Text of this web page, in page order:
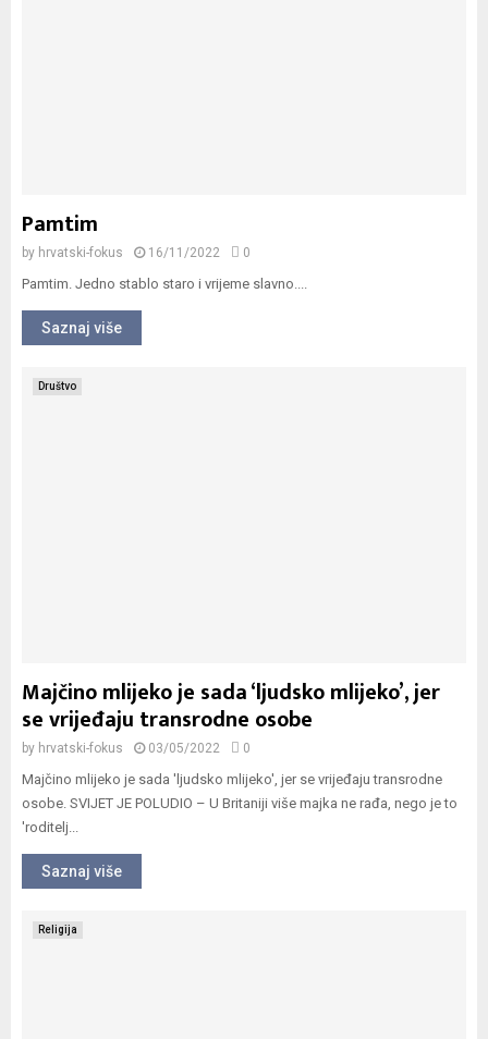
Pamtim
by hrvatski-fokus 16/11/2022 0
Pamtim. Jedno stablo staro i vrijeme slavno....
Saznaj više
Društvo
Majčino mlijeko je sada ‘ljudsko mlijeko’, jer
se vrijeđaju transrodne osobe
by hrvatski-fokus 03/05/2022 0
Majčino mlijeko je sada 'ljudsko mlijeko', jer se vrijeđaju transrodne
osobe. SVIJET JE POLUDIO – U Britaniji više majka ne rađa, nego je to
'roditelj...
Saznaj više
Religija